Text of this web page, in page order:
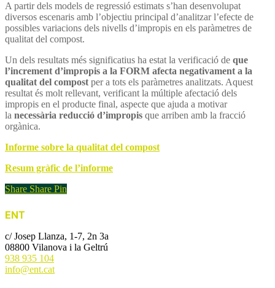
A partir dels models de regressió estimats s’han desenvolupat
diversos escenaris amb l’objectiu principal d’analitzar l’efecte de
possibles variacions dels nivells d’impropis en els paràmetres de
qualitat del compost.
Un dels resultats més significatius ha estat la verificació de que
l’increment d’impropis a la FORM afecta negativament a la
qualitat del compost per a tots els paràmetres analitzats. Aquest
resultat és molt rellevant, verificant la múltiple afectació dels
impropis en el producte final, aspecte que ajuda a motivar
la necessària reducció d’impropis que arriben amb la fracció
orgànica.
Informe sobre la qualitat del compost
Resum gràfic de l’informe
Share Share Pin
ENT
c/ Josep Llanza, 1-7, 2n 3a
08800 Vilanova i la Geltrú
938 935 104
info@ent.cat